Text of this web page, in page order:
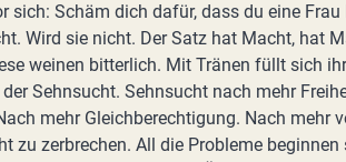
sich: Schäm dich dafür, dass du eine
Wird sie nicht. Der Satz hat Macht, hat
weinen bitterlich. Mit Tränen füllt sich
der Sehnsucht. Sehnsucht nach mehr
mehr Gleichberechtigung. Nach mehr
zu zerbrechen. All die Probleme